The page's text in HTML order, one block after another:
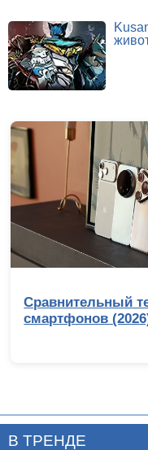
Сравнительный
смартфонов
В ТРЕНДЕ